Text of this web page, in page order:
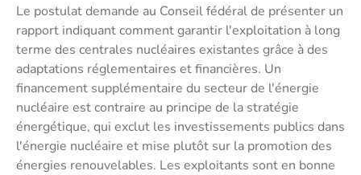
Le postulat demande au Conseil fédéral de présenter un
rapport indiquant comment garantir l'exploitation à long
terme des centrales nucléaires existantes grâce à des
adaptations réglementaires et financières. Un
financement supplémentaire du secteur de l'énergie
nucléaire est contraire au principe de la stratégie
énergétique, qui exclut les investissements publics dans
l'énergie nucléaire et mise plutôt sur la promotion des
énergies renouvelables. Les exploitants sont en bonne